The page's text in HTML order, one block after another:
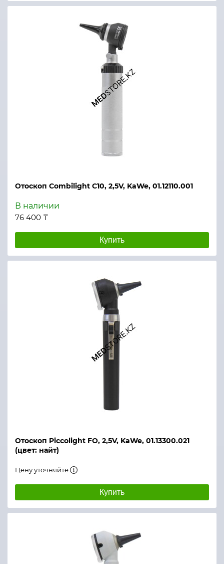
Отоскоп Combilight C10, 2,5V, KaWe, 01.12110.001
В наличии
76 400 ₸
Купить
Отоскоп Piccolight FO, 2,5V, KaWe, 01.13300.021
(цвет: найт)
Цену уточняйте
Купить